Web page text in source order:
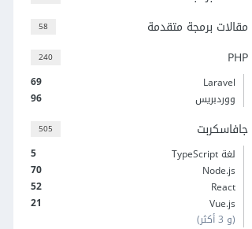
58 مقالات برمجة متقدمة
240 PHP
69
Laravel
96
ووردبريس
505 جافاسكربت
5
لغة TypeScript
70
Node.js
52
React
21
Vue.js
(و 3 أكثر)